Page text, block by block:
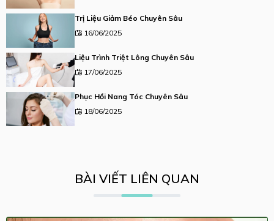
Trị Liệu Giảm Béo Chuyên Sâu
16/06/2025
Liệu Trình Triệt Lông Chuyên Sâu
17/06/2025
Phục Hồi Nang Tóc Chuyên Sâu
18/06/2025
BÀI VIẾT LIÊN QUAN